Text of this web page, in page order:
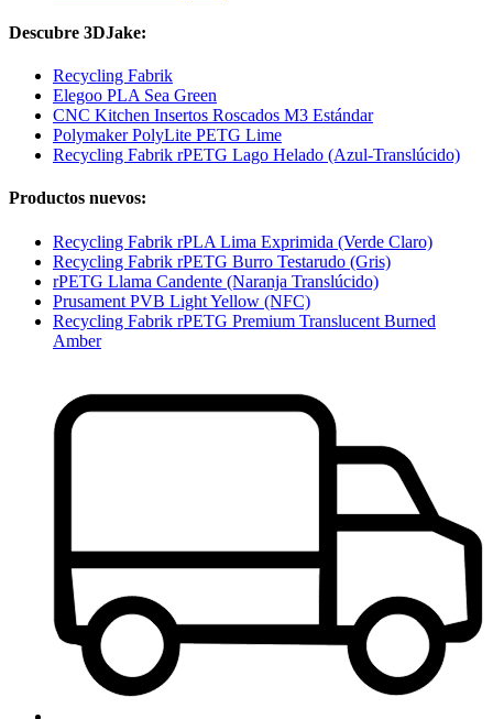
Descubre 3DJake:
Recycling Fabrik
Elegoo PLA Sea Green
CNC Kitchen Insertos Roscados M3 Estándar
Polymaker PolyLite PETG Lime
Recycling Fabrik rPETG Lago Helado (Azul-Translúcido)
Productos nuevos:
Recycling Fabrik rPLA Lima Exprimida (Verde Claro)
Recycling Fabrik rPETG Burro Testarudo (Gris)
rPETG Llama Candente (Naranja Translúcido)
Prusament PVB Light Yellow (NFC)
Recycling Fabrik rPETG Premium Translucent Burned
Amber